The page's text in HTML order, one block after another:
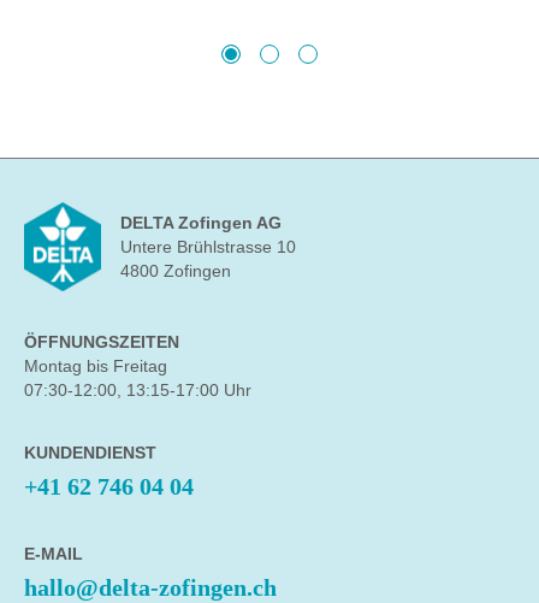
DELTA Zofingen AG
Untere Brühlstrasse 10
4800 Zofingen
ÖFFNUNGSZEITEN
Montag bis Freitag
07:30-12:00, 13:15-17:00 Uhr
KUNDENDIENST
+41 62 746 04 04
E-MAIL
hallo@delta-zofingen.ch